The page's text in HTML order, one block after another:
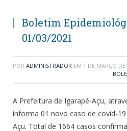
Boletim
01/03/2021
POR ADMINISTRADOR EM 1 DE MARÇO DE
A Prefeitura de Igarapé-Açu,
informa 01 novo caso de covid-
Açu. Total de 1664 casos